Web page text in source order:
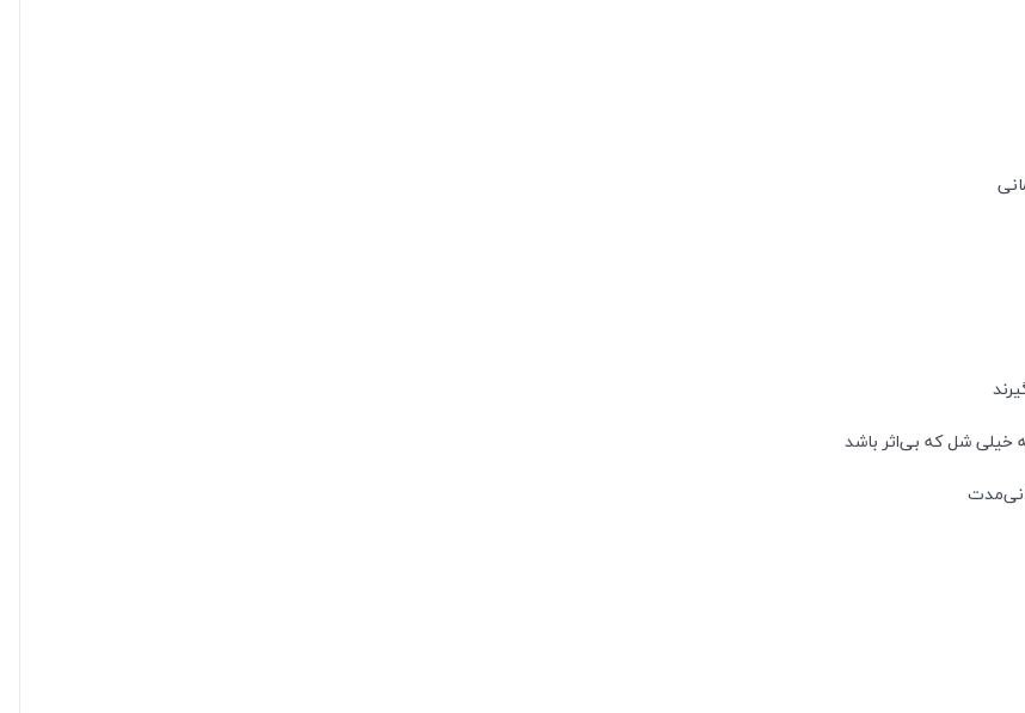
خیلی شل که بی‌اثر باشد